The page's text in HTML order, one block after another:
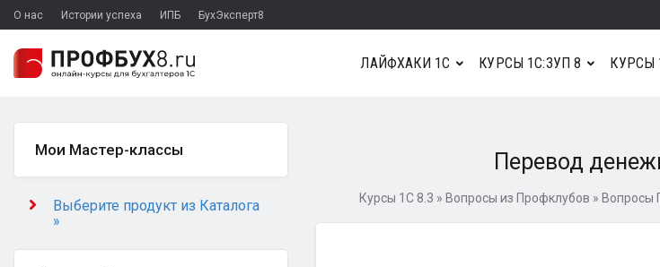
О нас Истории успеха ИПБ БухЭксперт8
ЛАЙФХАКИ 1С КУРСЫ 1С:ЗУП 8 КУРСЫ
Перевод
Курсы 1С 8.3 » Вопросы из Профклубов » Вопросы
Мои Мастер-классы
Выберите продукт из Каталога
»